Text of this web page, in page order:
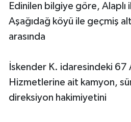
Edinilen bilgiye göre, Alaplı
Aşağıdağ köyü ile geçmiş
arasında
İskender K. idaresindeki 67
Hizmetlerine ait kamyon,
direksiyon hakimiyetini